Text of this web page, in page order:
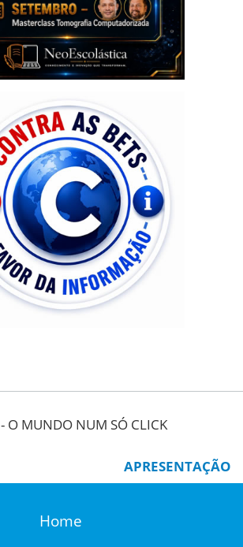
- O MUNDO NUM SÓ CLICK
APRESENTAÇÃO
Home